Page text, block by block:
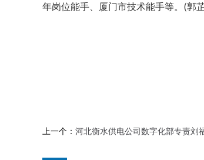
年岗位能手、厦门市技术能手等。(郭
上一个： 河北衡水供电公司数字化部专责刘福盛：做网络